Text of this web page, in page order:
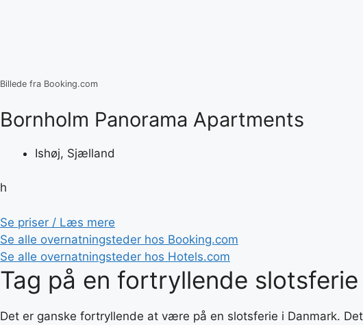
Billede fra Booking.com
Bornholm Panorama Apartments
Ishøj, Sjælland
h
Se priser / Læs mere
Se alle overnatningsteder hos Booking.com
Se alle overnatningsteder hos Hotels.com
Tag på en fortryllende
Det er ganske fortryllende at være på en slotsferie i Danmark.